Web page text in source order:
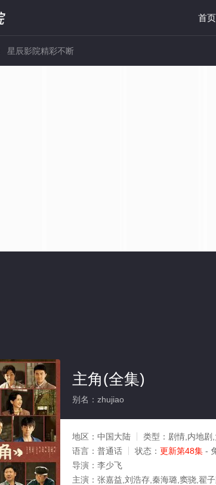
首页
主角(全集)
别名：zhujiao
地区： 中国大陆 类型： 剧情,内地剧
语言： 普通话 状态： 更新第48集 -
导演： 李少飞
主演： 张嘉益,刘浩存,秦海璐,窦骁,翟子